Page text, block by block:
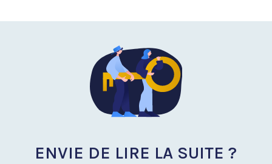
ENVIE DE LIRE LA SUITE ?